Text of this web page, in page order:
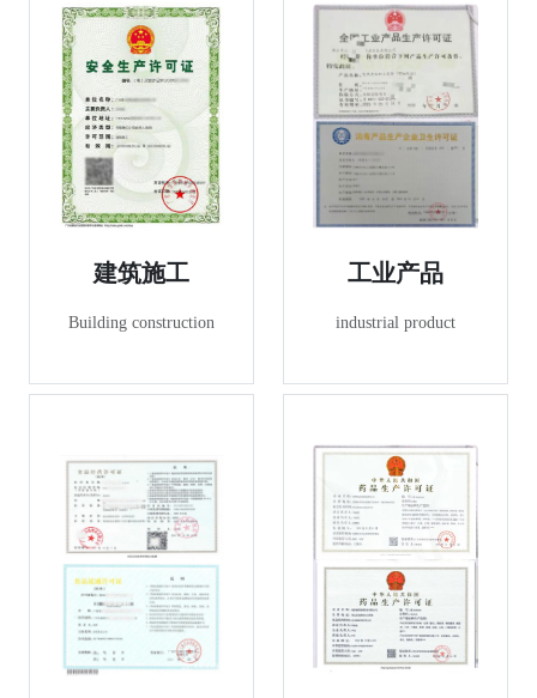
建筑施工
Building construction
工业产品
industrial product